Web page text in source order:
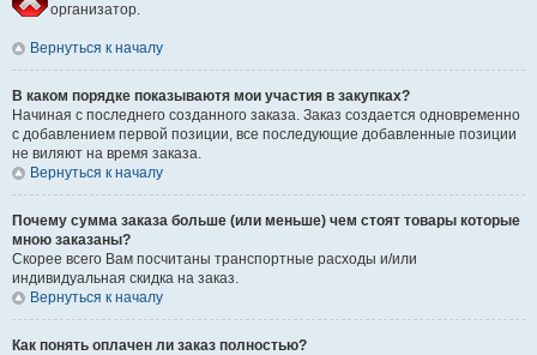
организатор.
Вернуться к началу
В каком порядке показываютя мои участия в закупках?
Начиная с последнего созданного заказа. Заказ создается одновременно
с добавлением первой позиции, все последующие добавленные позиции
не виляют на время заказа.
Вернуться к началу
Почему сумма заказа больше (или меньше) чем стоят товары которые
мною заказаны?
Скорее всего Вам посчитаны транспортные расходы и/или
индивидуальная скидка на заказ.
Вернуться к началу
Как понять оплачен ли заказ полностью?